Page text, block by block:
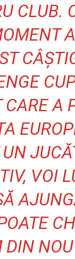
CLUB.
A
VOI